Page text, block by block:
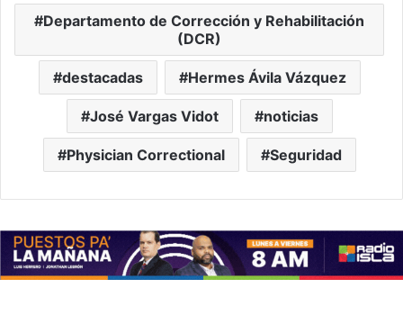
Departamento de Corrección y Rehabilitación
(DCR)
destacadas Hermes Ávila Vázquez
José Vargas Vidot noticias
Physician Correctional Seguridad